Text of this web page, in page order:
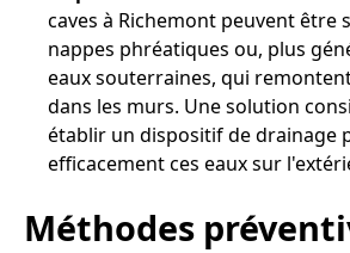
caves à Richemont peuvent être
nappes phréatiques ou, plus
eaux souterraines, qui
dans les murs. Une solution
établir un dispositif de drainage
efficacement ces eaux sur
Méthodes